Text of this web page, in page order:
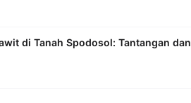
di Tanah Spodosol: Tantangan dan